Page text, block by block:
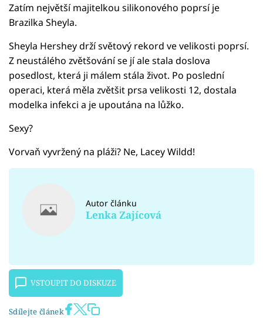
Zatím největší majitelkou silikonového poprsí je
Brazilka Sheyla.
Sheyla Hershey drží světový rekord ve velikosti poprsí.
Z neustálého zvětšování se jí ale stala doslova
posedlost, která ji málem stála život. Po poslední
operaci, která měla zvětšit prsa velikosti 12, dostala
modelka infekci a je upoutána na lůžko.
Sexy?
Vorvaň vyvržený na pláži? Ne, Lacey Wildd!
Autor článku
Lenka Zajícová
VSTOUPIT DO DISKUZE
Sdílejte článek